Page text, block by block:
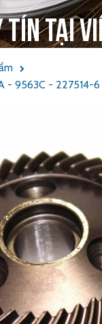
tín tại
- 9563C - 227514-6